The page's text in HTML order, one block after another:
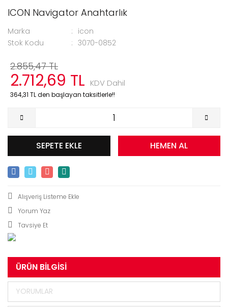
ICON Navigator Anahtarlık
Marka
icon
Stok Kodu
3070-0852
2.855,47 TL
2.712,69 TL KDV Dahil
364,31 TL den başlayan taksitlerle!!
SEPETE EKLE HEMEN AL
Yorum Yaz
Tavsiye Et
ÜRÜN BILGISI
YORUMLAR